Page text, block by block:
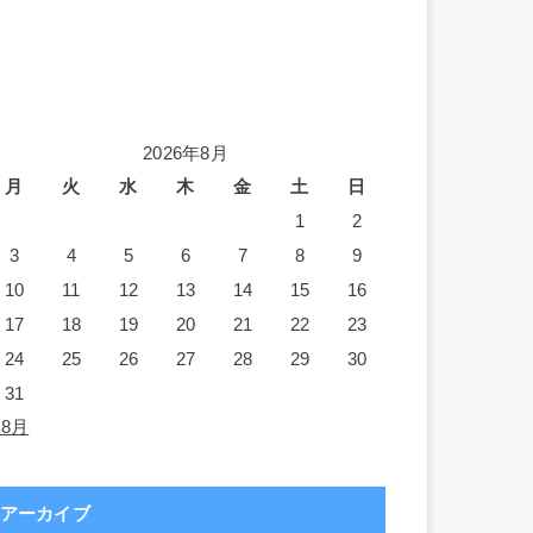
2026年8月
月
火 水 木 金 土
日
1
2
3
4 5 6 7 8
9
10
11 12 13 14 15
16
17
18 19 20 21 22
23
24
25 26 27 28 29
30
31
月
アーカイブ